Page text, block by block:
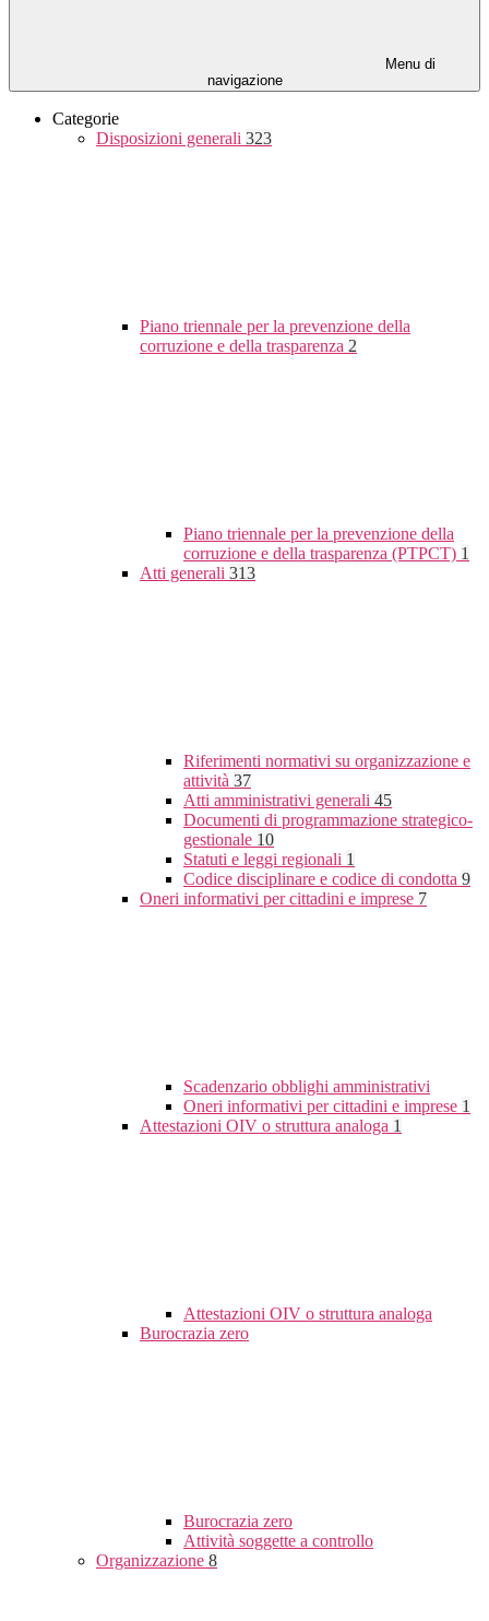
Menu di
navigazione
Categorie
Disposizioni generali 323
Piano triennale per la prevenzione della
corruzione e della trasparenza 2
Piano triennale per la prevenzione della
corruzione e della trasparenza (PTPCT) 1
Atti generali 313
Riferimenti normativi su organizzazione e
attività 37
Atti amministrativi generali 45
Documenti di programmazione strategico-
gestionale 10
Statuti e leggi regionali 1
Codice disciplinare e codice di condotta 9
Oneri informativi per cittadini e imprese 7
Scadenzario obblighi amministrativi
Oneri informativi per cittadini e imprese 1
Attestazioni OIV o struttura analoga 1
Attestazioni OIV o struttura analoga
Burocrazia zero
Burocrazia zero
Attività soggette a controllo
Organizzazione 8